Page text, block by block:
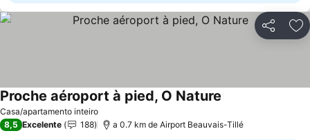
Partilhar
Casa/apartamento inteiro
Proche aéroport à pied, O Nature
8,5 Excelente 188 a 0.7 km de Airport Beauvais-Tillé